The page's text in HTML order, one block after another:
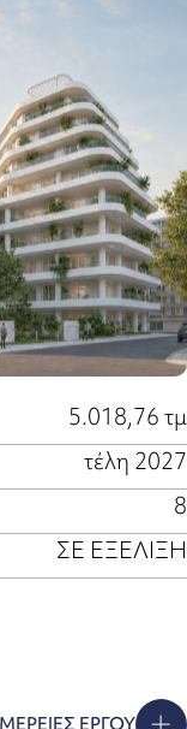
5.018,76 τμ
τέλη 2027
8
ΣΕ ΕΞΕΛΙΞΗ
ΕΡΓΟΥ